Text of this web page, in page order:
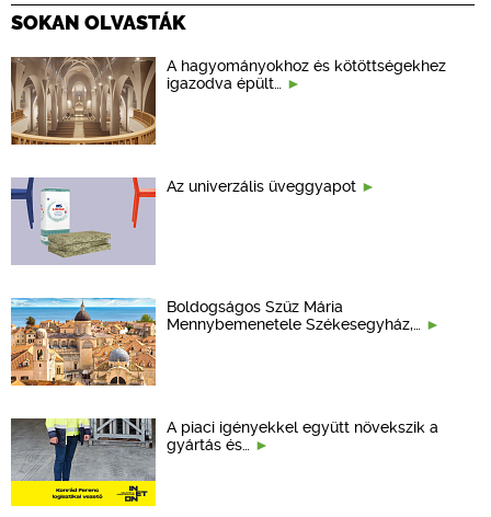
SOKAN OLVASTÁK
A hagyományokhoz és kötöttségekhez
igazodva épült…
Az univerzális üveggyapot
Boldogságos Szűz Mária
Mennybemenetele Székesegyház,…
A piaci igényekkel együtt növekszik a
gyártás és…